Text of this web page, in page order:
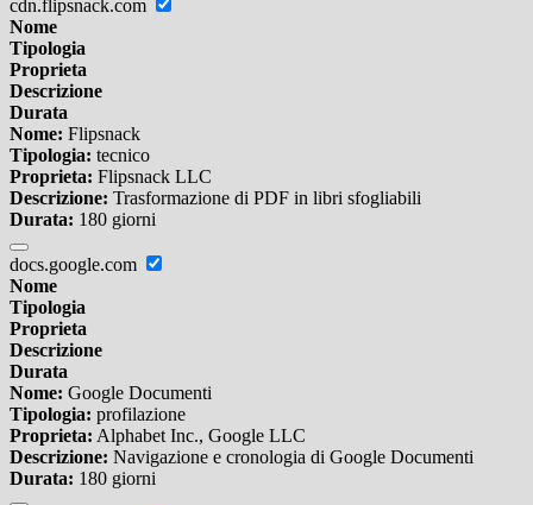
cdn.flipsnack.com
Nome
Tipologia
Proprieta
Descrizione
Durata
Nome: Flipsnack
Tipologia: tecnico
Proprieta: Flipsnack LLC
Descrizione: Trasformazione di PDF in libri sfogliabili
Durata: 180 giorni
docs.google.com
Nome
Tipologia
Proprieta
Descrizione
Durata
Nome: Google Documenti
Tipologia: profilazione
Proprieta: Alphabet Inc., Google LLC
Descrizione: Navigazione e cronologia di Google Documenti
Durata: 180 giorni